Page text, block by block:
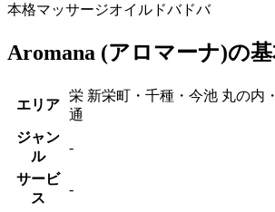
本格マッサージオイルドバドバ
Aromana (アロマーナ)の
エリア
栄 新栄町・千種・今池 丸の内
通
ジャン
ル
-
サービ
ス
-